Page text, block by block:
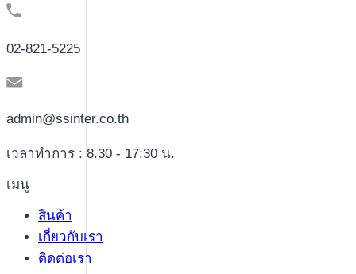
02-821-5225
admin@ssinter.co.th
เวลาทำการ : 8.30 - 17:30 น.
เมนู
สินค้า
เกี่ยวกับเรา
ติดต่อเรา